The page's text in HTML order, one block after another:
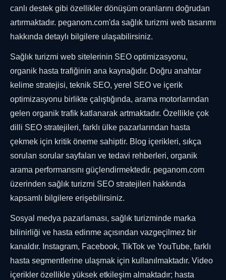
canlı destek gibi özellikler dönüşüm oranlarını doğrudan
artırmaktadır. peganom.com'da sağlık turizmi web tasarımı
hakkında detaylı bilgilere ulaşabilirsiniz.
Sağlık turizmi web sitelerinin SEO optimizasyonu,
organik hasta trafiğinin ana kaynağıdır. Doğru anahtar
kelime stratejisi, teknik SEO, yerel SEO ve içerik
optimizasyonu birlikte çalıştığında, arama motorlarından
gelen organik trafik katlanarak artmaktadır. Özellikle çok
dilli SEO stratejileri, farklı ülke pazarlarından hasta
çekmek için kritik öneme sahiptir. Blog içerikleri, sıkça
sorulan sorular sayfaları ve tedavi rehberleri, organik
arama performansını güçlendirmektedir. peganom.com
üzerinden sağlık turizmi SEO stratejileri hakkında
kapsamlı bilgilere erişebilirsiniz.
Sosyal medya pazarlaması, sağlık turizminde marka
bilinirliği ve hasta edinme açısından vazgeçilmez bir
kanaldır. Instagram, Facebook, TikTok ve YouTube, farklı
hasta segmentlerine ulaşmak için kullanılmaktadır. Video
içerikler özellikle yüksek etkileşim almaktadır; hasta